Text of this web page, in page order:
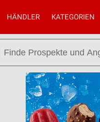
HÄNDLER KATEGORIEN